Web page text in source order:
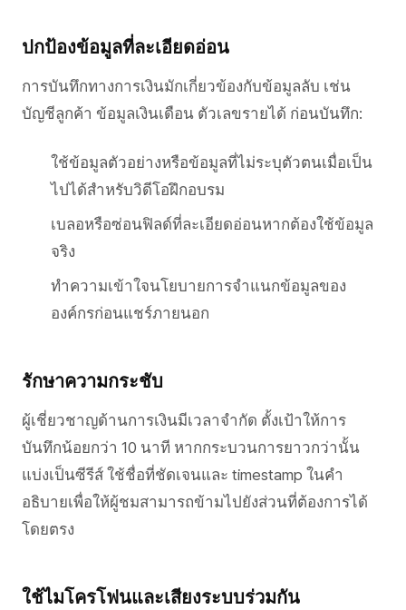
ปกป้องข้อมูลที่ละเอียดอ่อน
การบันทึกทางการเงินมักเกี่ยวข้องกับข้อมูลลับ เช่น
บัญชีลูกค้า ข้อมูลเงินเดือน ตัวเลขรายได้ ก่อนบันทึก:
ใช้ข้อมูลตัวอย่างหรือข้อมูลที่ไม่ระบุตัวตนเมื่อเป็น
ไปได้สำหรับวิดีโอฝึกอบรม
เบลอหรือซ่อนฟิลด์ที่ละเอียดอ่อนหากต้องใช้ข้อมูล
จริง
ทำความเข้าใจนโยบายการจำแนกข้อมูลของ
องค์กรก่อนแชร์ภายนอก
รักษาความกระชับ
ผู้เชี่ยวชาญด้านการเงินมีเวลาจำกัด ตั้งเป้าให้การ
บันทึกน้อยกว่า 10 นาที หากกระบวนการยาวกว่านั้น
แบ่งเป็นซีรีส์ ใช้ชื่อที่ชัดเจนและ timestamp ในคำ
อธิบายเพื่อให้ผู้ชมสามารถข้ามไปยังส่วนที่ต้องการได้
โดยตรง
ใช้ไมโครโฟนและเสียงระบบร่วมกัน